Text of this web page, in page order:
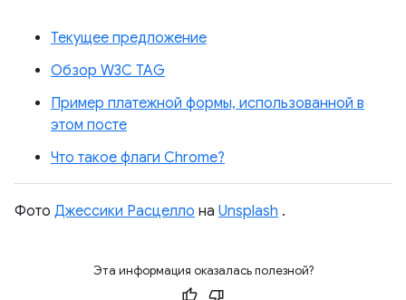
Текущее предложение
Обзор W3C TAG
Пример платежной формы, использованной в
этом посте
Что такое флаги Chrome?
Фото Джессики Расцелло на Unsplash .
Эта информация оказалась полезной?